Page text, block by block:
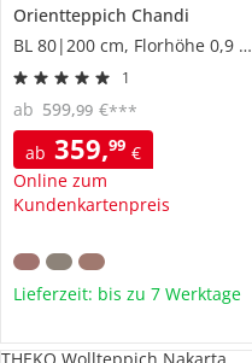
Orientteppich Chandi
BL 80|200 cm, Florhöhe 0,9 cm
1
ab 359,99 €
Online zum
Kundenkartenpreis
ab 599,99 €***
Lieferzeit: bis zu 7 Werktage
THEKO Wollteppich Nakarta